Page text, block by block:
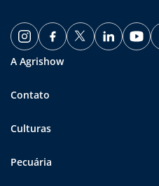
A Agrishow
Contato
Culturas
Pecuária